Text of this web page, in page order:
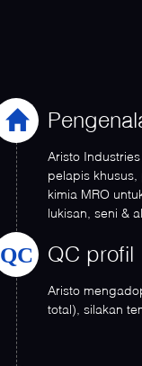
Aristo
pelapis
kimia MRO
lukisan, seni &
QC QC profil
Aristo
total), silakan